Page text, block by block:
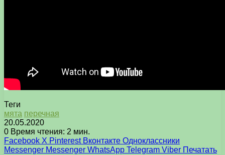
Теги
мята перечная
20.05.2020
0 Время чтения: 2 мин.
Facebook X Pinterest Вконтакте Одноклассники
Messenger Messenger WhatsApp Telegram Viber Печатать